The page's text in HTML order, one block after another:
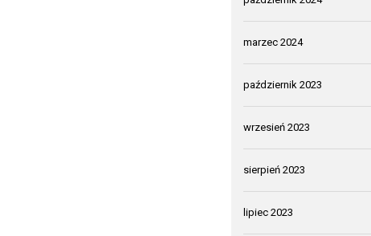
marzec 2024
październik 2023
wrzesień 2023
sierpień 2023
lipiec 2023